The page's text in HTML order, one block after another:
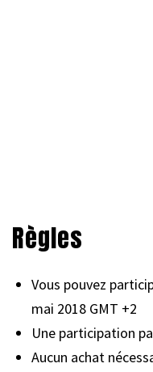
Règles
Vous pouvez
mai 2018 GMT +2
Une participation
Aucun achat